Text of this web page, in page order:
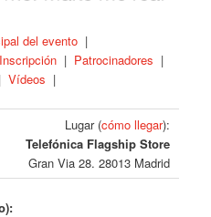
del evento |
Inscripción| Patrocinadores |
| Vídeos |
Lugar (cómo llegar):
Telefónica Flagship Store
Gran Via 28. 28013 Madrid